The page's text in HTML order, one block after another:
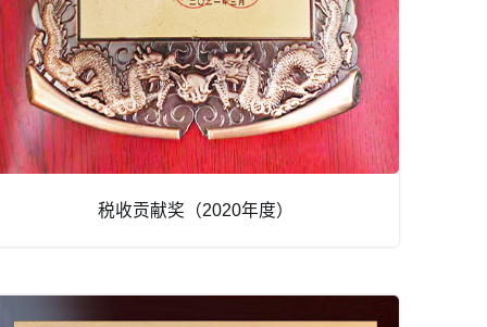
税收贡献奖（2020年度）